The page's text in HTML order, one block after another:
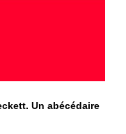
Un abécédaire